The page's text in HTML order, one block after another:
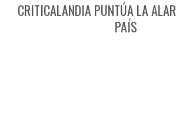
CRITICALANDIA PUNTÚA LA
PAÍS